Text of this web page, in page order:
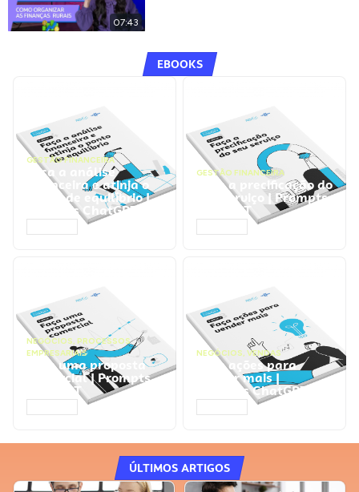
07:43
EBOOKS
GESTÃO FINANCEIRA
Faça a análise
financeira e atinja o
ponto de equilíbrio |
Prompts ChatGPT
GESTÃO FINANCEIRA
Faça a precificação do
seu serviço | Prompts
ChatGPT
NEGÓCIOS, PROCESSOS
EMPRESARIAIS
Faça uma proposta
comercial | Prompts
ChatGPT
NEGÓCIOS, VENDAS
Faça ações para
vender mais |
Prompts ChatGPT
ÚLTIMOS ARTIGOS